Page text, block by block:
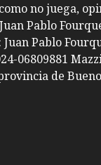
no juega,
Pablo
Juan Pablo
06809881
de